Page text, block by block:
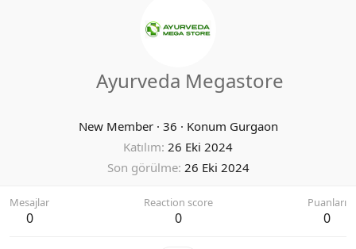
Ayurveda Megastore
New Member · 36 · Konum Gurgaon
Katılım 26 Eki 2024
Son görülme 26 Eki 2024
Mesajlar
0
Reaction score
0
Puanları
0